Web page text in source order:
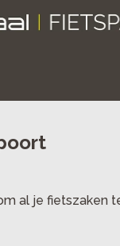
al je fietszaken